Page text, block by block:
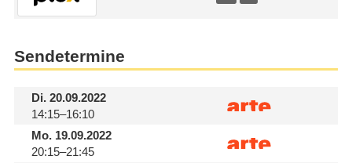
Sendetermine
Di.20.09.2022
14:15–16:10
Mo.19.09.2022
20:15–21:45